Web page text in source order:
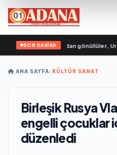
SON DAKİKA
Muhafızları’ndan gönüllüler, Ural
ANA SAYFA/KÜLTÜR SANAT
Birleşik Rusya
engelli çocuklar
düzenledi